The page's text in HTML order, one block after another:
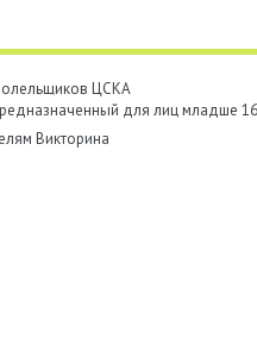
ЦСКА
для лиц младше
Викторина